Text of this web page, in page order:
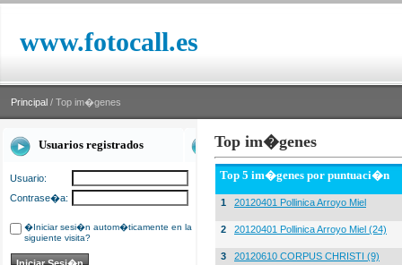
www.fotocall.es
Principal / Top im�genes
Usuarios registrados
Usuario:
Contrase�a:
�Iniciar sesi�n autom�ticamente en la
siguiente visita?
Top im�genes
Top 5 im�genes por puntuaci�n
1 20120401 Pollinica Arroyo Miel
2 20120401 Pollinica Arroyo Miel (24)
3 20120610 CORPUS CHRISTI (9)